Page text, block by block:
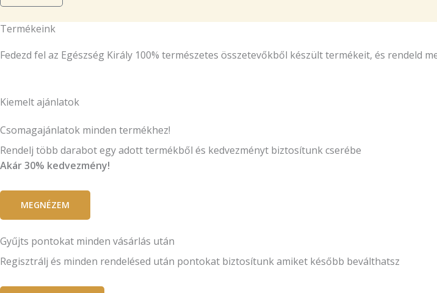
Termékeink
Fedezd fel az Egészség Király 100% természetes összetevőkből készült termékeit, és rendeld
Kiemelt ajánlatok
Csomagajánlatok minden termékhez!
Rendelj több darabot egy adott termékből és kedvezményt biztosítunk cserébe
Akár 30% kedvezmény!
MEGNÉZEM
Gyűjts pontokat minden vásárlás után
Regisztrálj és minden rendelésed után pontokat biztosítunk amiket később beválthatsz